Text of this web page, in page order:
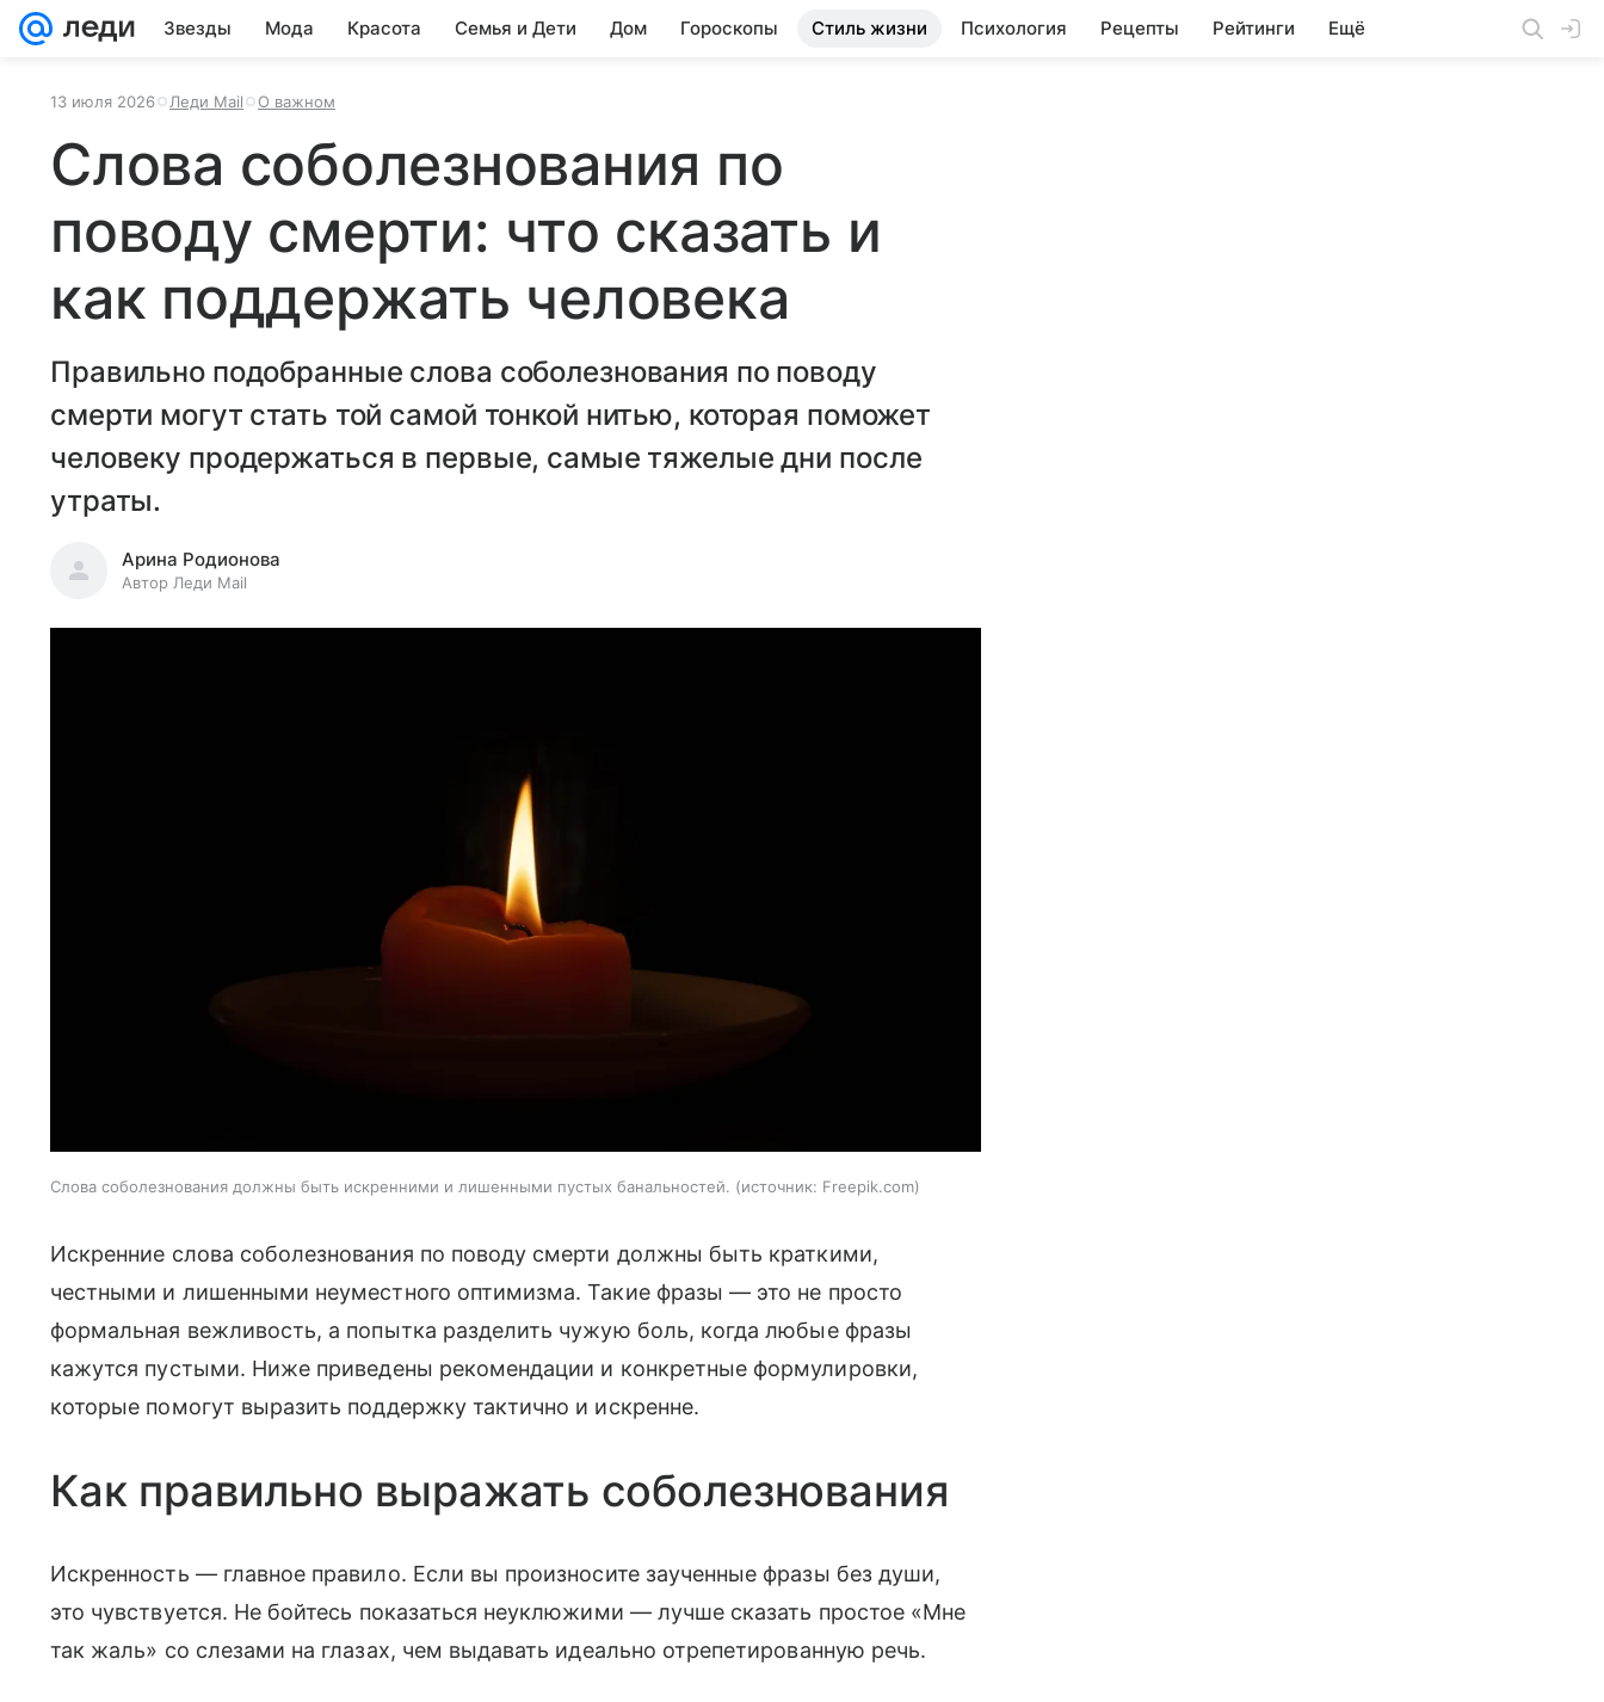
Звезды Мода Красота Семья и Дети Дом Гороскопы Стиль жизни Психология Рецепты Рейтинги Ещё
13 июля 2026 Леди Mail О важном
Слова соболезнования по
поводу смерти: что сказать и
как поддержать человека
Правильно подобранные слова соболезнования по поводу
смерти могут стать той самой тонкой нитью, которая поможет
человеку продержаться в первые, самые тяжелые дни после
утраты.
Арина Родионова
Автор Леди Mail
Слова соболезнования должны быть искренними и лишенными пустых банальностей. источник: Freepik.com
Искренние слова соболезнования по поводу смерти должны быть краткими,
честными и лишенными неуместного оптимизма. Такие фразы — это не просто
формальная вежливость, а попытка разделить чужую боль, когда любые фразы
кажутся пустыми. Ниже приведены рекомендации и конкретные формулировки,
которые помогут выразить поддержку тактично и искренне.
Как правильно выражать соболезнования
Искренность — главное правило. Если вы произносите заученные фразы без души,
это чувствуется. Не бойтесь показаться неуклюжими — лучше сказать простое «Мне
так жаль» со слезами на глазах, чем выдавать идеально отрепетированную речь.